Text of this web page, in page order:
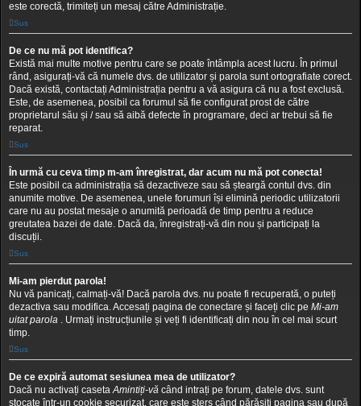
este corectă, trimiteți un mesaj către Administrație.
Sus
De ce nu mă pot identifica?
Există mai multe motive pentru care se poate întâmpla acest lucru. În primul
rând, asigurați-vă că numele dvs. de utilizator și parola sunt ortografiate corect.
Dacă există, contactați Administrația pentru a vă asigura că nu a fost exclusă.
Este, de asemenea, posibil ca forumul să fie configurat prost de către
proprietarul său și / sau să aibă defecte în programare, deci ar trebui să fie
reparat.
Sus
În urmă cu ceva timp m-am înregistrat, dar acum nu mă pot conecta!
Este posibil ca administrația să dezactiveze sau să șteargă contul dvs. din
anumite motive. De asemenea, unele forumuri își elimină periodic utilizatorii
care nu au postat mesaje o anumită perioadă de timp pentru a reduce
greutatea bazei de date. Dacă da, înregistrați-vă din nou și participați la
discuții.
Sus
Mi-am pierdut parola!
Nu vă panicați, calmați-vă! Dacă parola dvs. nu poate fi recuperată, o puteți
dezactiva sau modifica. Accesați pagina de conectare și faceți clic pe Mi-am
uitat parola . Urmați instrucțiunile și veți fi identificați din nou în cel mai scurt
timp.
Sus
De ce expiră automat sesiunea mea de utilizator?
Dacă nu activați casetaAmintiți-vă când intrați pe forum, datele dvs. sunt
stocate într-un cookie securizat, care este șters când părăsiți pagina sau după